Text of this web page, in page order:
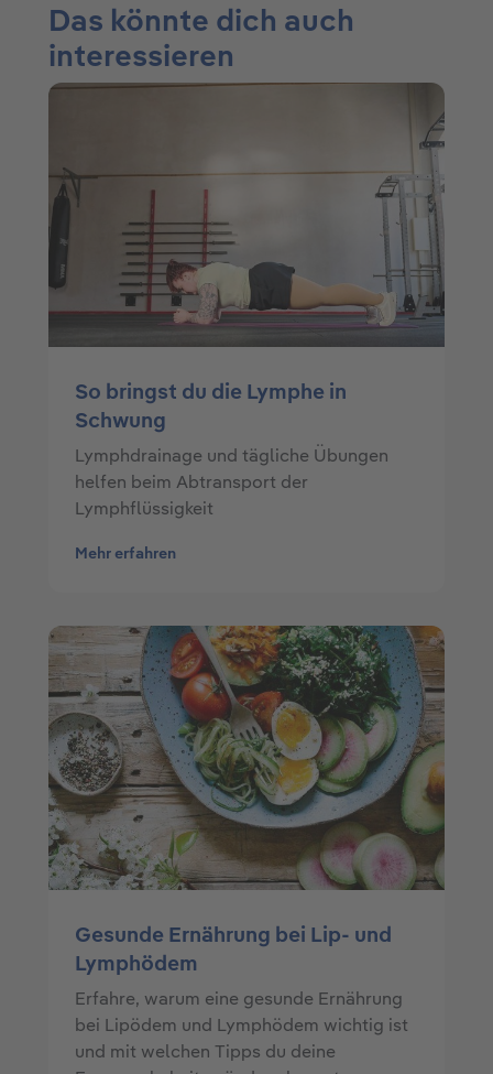
Das könnte dich auch
interessieren
So bringst du die Lymphe in
Schwung
Lymphdrainage und tägliche Übungen
helfen beim Abtransport der
Lymphflüssigkeit
Mehr erfahren
Gesunde Ernährung bei Lip- und
Lymphödem
Erfahre, warum eine gesunde Ernährung
bei Lipödem und Lymphödem wichtig ist
und mit welchen Tipps du deine